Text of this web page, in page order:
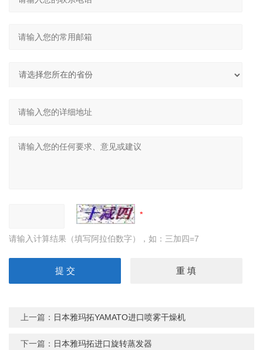
请输入计算结果（填写阿拉伯数字），如：三加四=7
上一篇： 日本雅玛拓YAMATO进口喷雾干燥机
下一篇： 日本雅玛拓进口旋转蒸发器